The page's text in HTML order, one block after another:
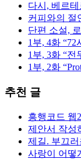
다시, 베르
커피와의 절
단편 소설,
1부, 4화 “72
1부, 3화 “전
1부, 2화
추천 글
흥행코드 웹
제안서 작성
제길. 부끄러
사랑이 어떻